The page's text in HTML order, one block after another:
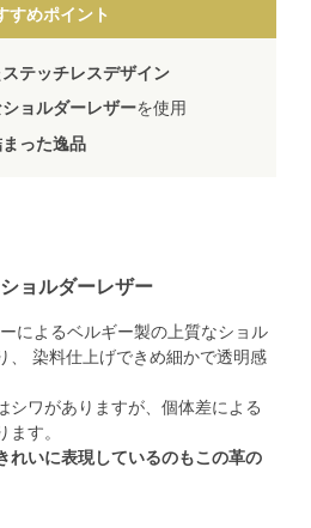
すめポイント
ステッチレスデザイン
ョルダーレザーを使用
った逸品
ョルダーレザー
によるベルギー製の上質なショル
、 染料仕上げできめ細かで透明感
シワがありますが、個体差による
す。
れいに表現しているのもこの革の